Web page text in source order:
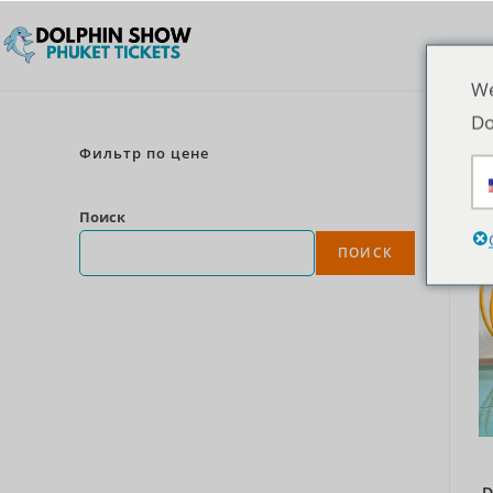
Фильтр по цене
Поиск
ПОИСК